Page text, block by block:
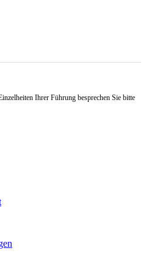
Ihrer Führung besprechen Sie bitte